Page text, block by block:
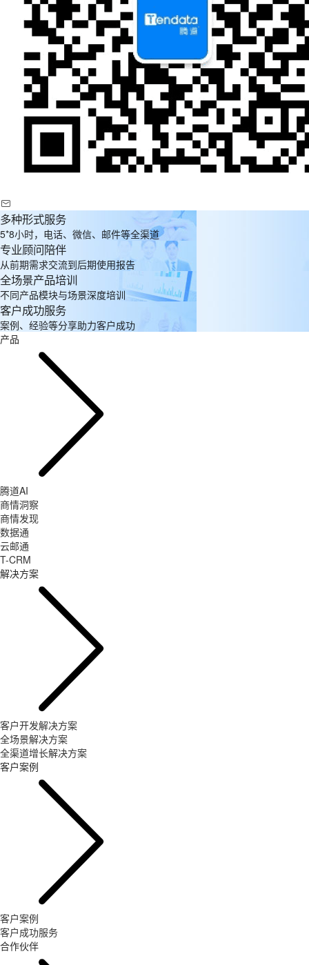
多种形式服务
5*8小时，电话、微信、邮件等全渠道
专业顾问陪伴
从前期需求交流到后期使用报告
全场景产品培训
不同产品模块与场景深度培训
客户成功服务
案例、经验等分享助力客户成功
产品
腾道AI
商情洞察
商情发现
数据通
云邮通
T-CRM
解决方案
客户开发解决方案
全场景解决方案
全渠道增长解决方案
客户案例
客户案例
客户成功服务
合作伙伴